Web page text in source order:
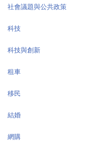
社會議題與公共政策
科技
科技與創新
租車
移民
結婚
網購